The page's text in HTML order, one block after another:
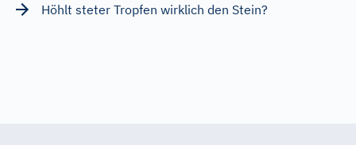
Höhlt steter Tropfen wirklich den Stein?